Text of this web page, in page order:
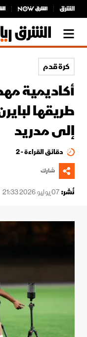
كرة قدم
إلى مدريد
دقائق القراءة - 2
شارك
نُشر:07 يوليو 2026 21:33